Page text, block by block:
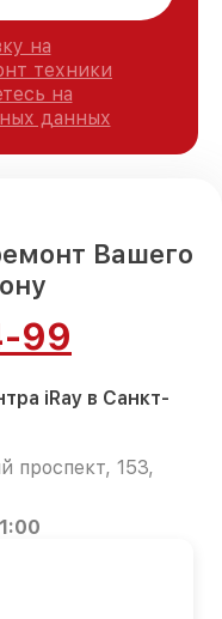
на
техники
на
данных
Вашего
99
iRay в Санкт-
проспект, 153,